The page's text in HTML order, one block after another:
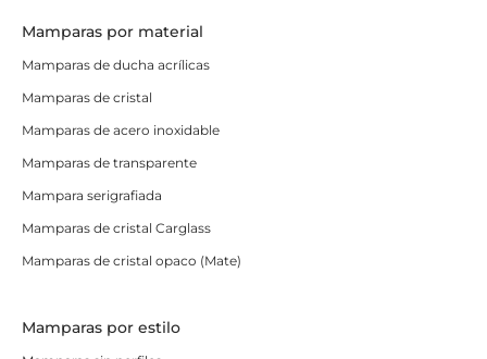
Mamparas por material
Mamparas de ducha acrílicas
Mamparas de cristal
Mamparas de acero inoxidable
Mamparas de transparente
Mampara serigrafiada
Mamparas de cristal Carglass
Mamparas de cristal opaco (Mate)
Mamparas por estilo